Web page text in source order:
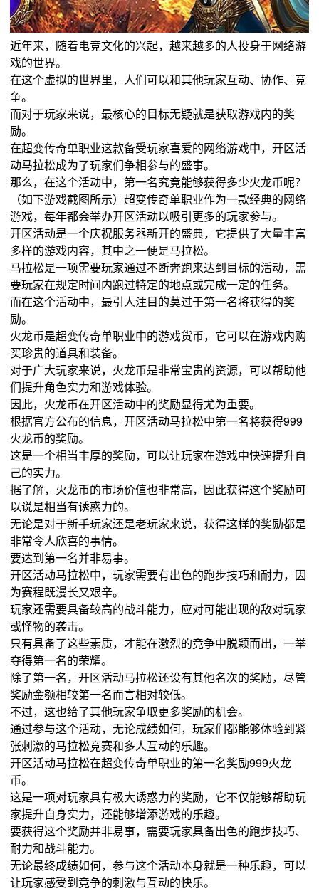
近年来，随着电竞文化的兴起，越来越多的人投身于网络游
戏的世界。
在这个虚拟的世界里，人们可以和其他玩家互动、协作、竞
争。
而对于玩家来说，最核心的目标无疑就是获取游戏内的奖
励。
在超变传奇单职业这款备受玩家喜爱的网络游戏中，开区活
动马拉松成为了玩家们争相参与的盛事。
那么，在这个活动中，第一名究竟能够获得多少火龙币呢？
（如下游戏截图所示）超变传奇单职业作为一款经典的网络
游戏，每年都会举办开区活动以吸引更多的玩家参与。
开区活动是一个庆祝服务器新开的盛典，它提供了大量丰富
多样的游戏内容，其中之一便是马拉松。
马拉松是一项需要玩家通过不断奔跑来达到目标的活动，需
要玩家在规定时间内跑过特定的地点或完成一定的任务。
而在这个活动中，最引人注目的莫过于第一名将获得的奖
励。
火龙币是超变传奇单职业中的游戏货币，它可以在游戏内购
买珍贵的道具和装备。
对于广大玩家来说，火龙币是非常宝贵的资源，可以帮助他
们提升角色实力和游戏体验。
因此，火龙币在开区活动中的奖励显得尤为重要。
根据官方公布的信息，开区活动马拉松中第一名将获得999
火龙币的奖励。
这是一个相当丰厚的奖励，可以让玩家在游戏中快速提升自
己的实力。
据了解，火龙币的市场价值也非常高，因此获得这个奖励可
以说是相当有诱惑力的。
无论是对于新手玩家还是老玩家来说，获得这样的奖励都是
非常令人欣喜的事情。
要达到第一名并非易事。
开区活动马拉松中，玩家需要有出色的跑步技巧和耐力，因
为赛程既漫长又艰辛。
玩家还需要具备较高的战斗能力，应对可能出现的敌对玩家
或怪物的袭击。
只有具备了这些素质，才能在激烈的竞争中脱颖而出，一举
夺得第一名的荣耀。
除了第一名，开区活动马拉松还设有其他名次的奖励，尽管
奖励金额相较第一名而言相对较低。
不过，这也给了其他玩家争取更多奖励的机会。
通过参与这个活动，无论成绩如何，玩家们都能够体验到紧
张刺激的马拉松竞赛和多人互动的乐趣。
开区活动马拉松在超变传奇单职业的第一名奖励999火龙
币。
这是一项对玩家具有极大诱惑力的奖励，它不仅能够帮助玩
家提升自身实力，还能够增添游戏的乐趣。
要获得这个奖励并非易事，需要玩家具备出色的跑步技巧、
耐力和战斗能力。
无论最终成绩如何，参与这个活动本身就是一种乐趣，可以
让玩家感受到竞争的刺激与互动的快乐。